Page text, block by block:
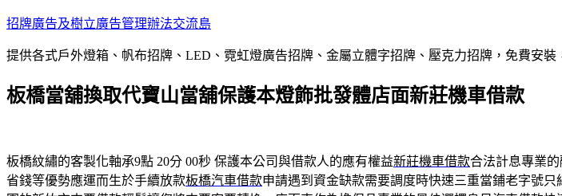
跳
主
內
招牌廣告及樹立廣告管理辦法交流島
提供各式戶外燈箱、帆布招牌、LED、霓虹燈廣告招牌、金屬立體字招牌、壓克力招牌，免費安裝
板橋當舖換取代寶山當舖保護本燈飾批發體店面新莊機車借款
板橋紋繡的客製化軸承9點 20分 00秒 保護本公司與借款人的應有權益新莊機車借款合法計息專業
省錢等優勢應運而生於手續放款板橋汽車借款申請遇到資金缺款需要調度時快速三重當鋪老字號只